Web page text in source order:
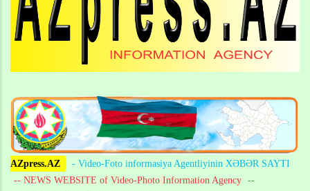
AZpress.AZ
- Video-Foto informasiya Agentliyinin XƏBƏR SAYTI
-- NEWS WEBSITE of Video-Photo Information Agency --